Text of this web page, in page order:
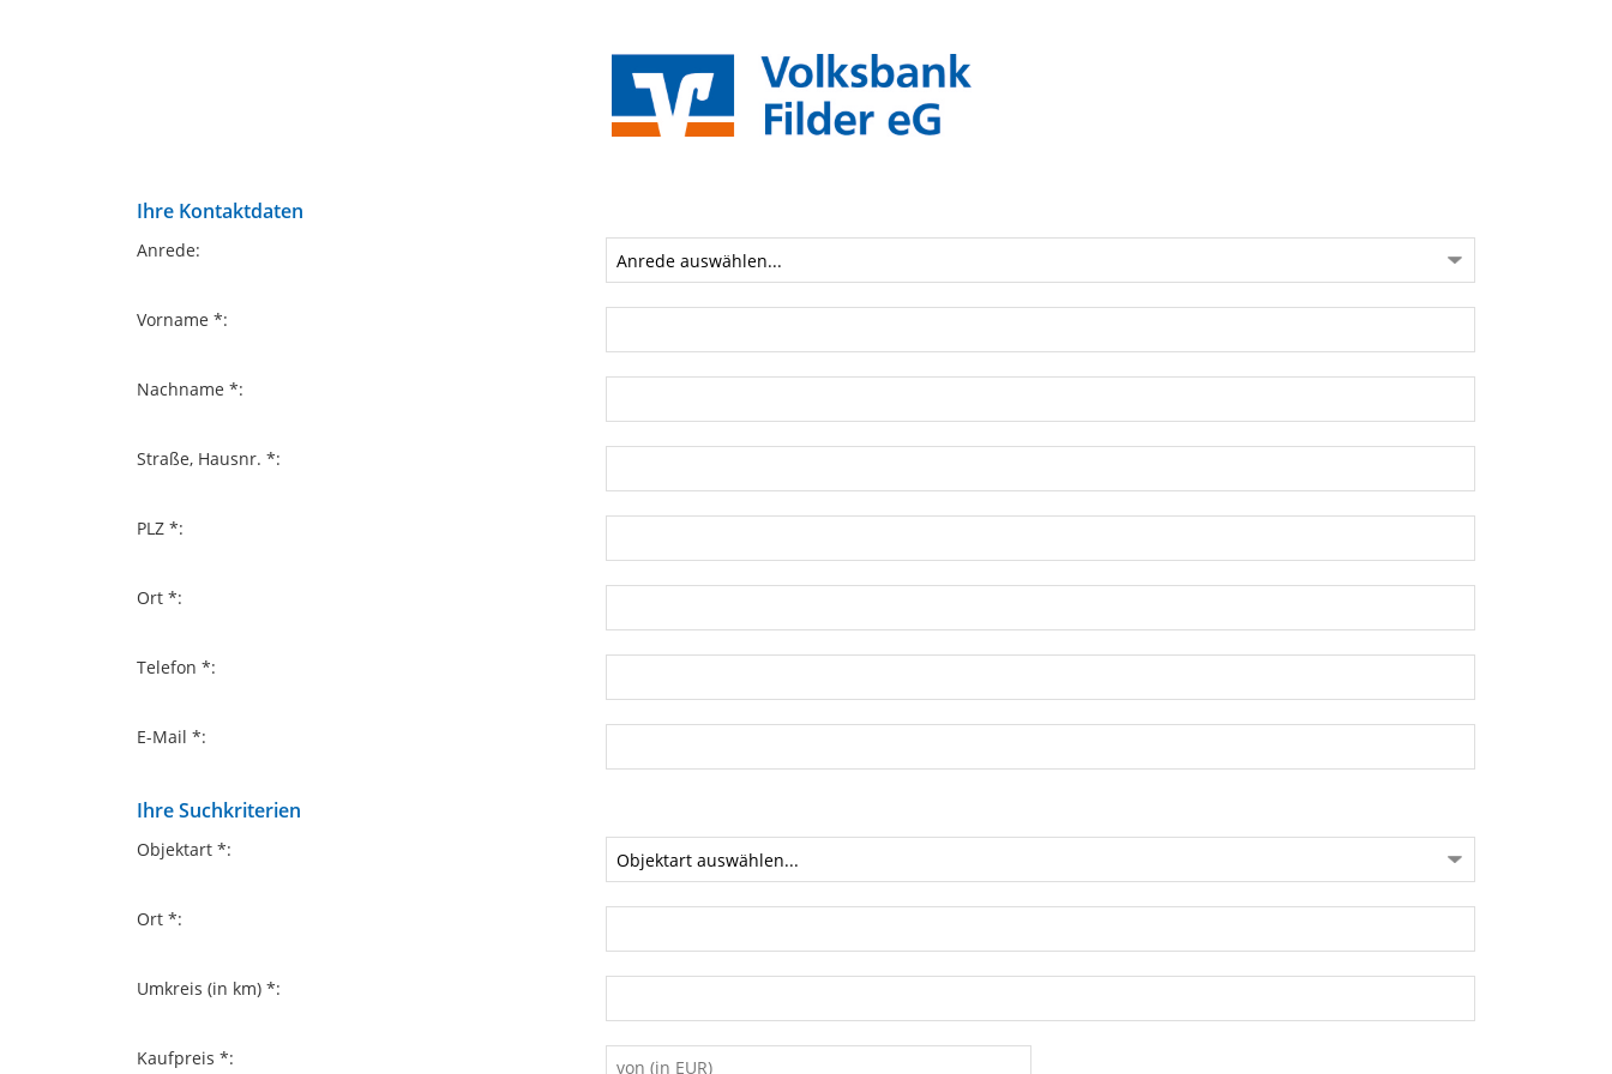
Ihre Kontaktdaten
Anrede:
Vorname *:
Nachname *:
Straße, Hausnr. *:
PLZ *:
Ort *:
Telefon *:
E-Mail *:
Ihre Suchkriterien
Objektart *:
Ort *:
Umkreis (in km) *:
Kaufpreis *: